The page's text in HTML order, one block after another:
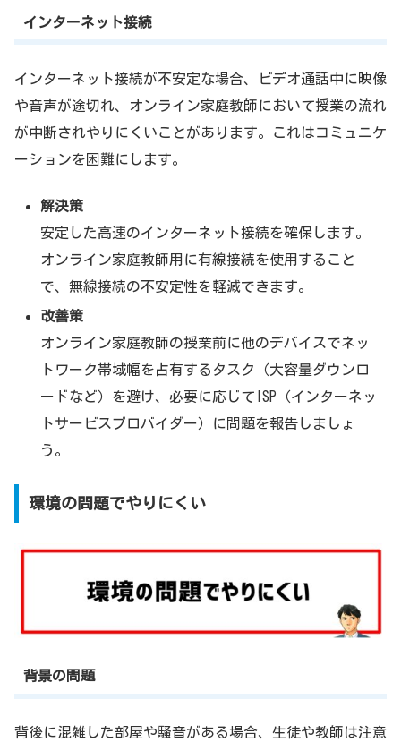
インターネット接続
インターネット接続が不安定な場合、ビデオ通話中に映像
や音声が途切れ、オンライン家庭教師において授業の流れ
が中断されやりにくいことがあります。これはコミュニケ
ーションを困難にします。
解決策
安定した高速のインターネット接続を確保します。
オンライン家庭教師用に有線接続を使用すること
で、無線接続の不安定性を軽減できます。
改善策
オンライン家庭教師の授業前に他のデバイスでネッ
トワーク帯域幅を占有するタスク（大容量ダウンロ
ードなど）を避け、必要に応じてISP（インターネッ
トサービスプロバイダー）に問題を報告しましょ
う。
環境の問題でやりにくい
背景の問題
背後に混雑した部屋や騒音がある場合、生徒や教師は注意